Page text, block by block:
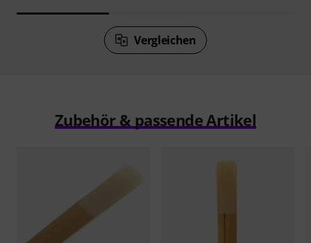
Vergleichen
Zubehör & passende Artikel